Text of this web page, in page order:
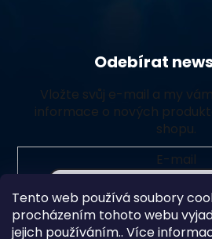
Tento web používá soubory
procházením tohoto webu
jejich používáním.. Více
Odebírat
Vložte svůj e-mail a my
informace o nových
shopu.
E-mail
Vložením e-mailu souhlasíte s
osobních